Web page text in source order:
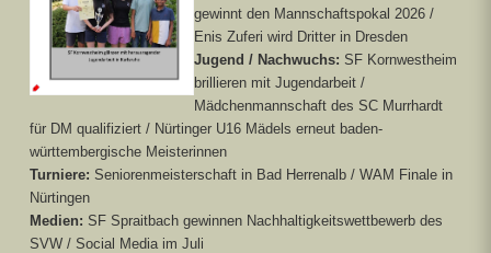
gewinnt den Mannschaftspokal 2026 /
Enis Zuferi wird Dritter in Dresden
Jugend / Nachwuchs: SF Kornwestheim
brillieren mit Jugendarbeit /
Mädchenmannschaft des SC Murrhardt
für DM qualifiziert / Nürtinger U16 Mädels erneut baden-
württembergische Meisterinnen
Turniere: Seniorenmeisterschaft in Bad Herrenalb / WAM Finale in
Nürtingen
Medien: SF Spraitbach gewinnen Nachhaltigkeitswettbewerb des
SVW / Social Media im Juli